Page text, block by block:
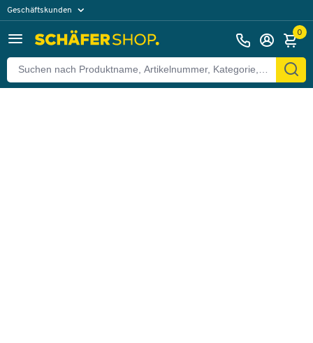
Geschäftskunden
0
Zurück